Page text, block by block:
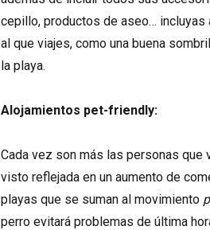
cepillo, productos de aseo… incluyas
al que viajes, como una buena
la playa.
Alojamientos pet-friendly:
Cada vez son más las personas
visto reflejada en un aumento de
playas que se suman al movimiento
perro evitará problemas de última